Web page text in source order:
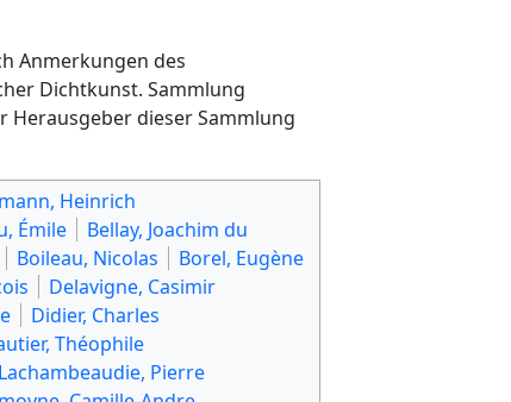
Anmerkungen des
Dichtkunst. Sammlung
Herausgeber dieser Sammlung
Heinrich
Émile
Bellay, Joachim du
Boileau, Nicolas
Borel, Eugène
Delavigne, Casimir
Didier, Charles
Théophile
Lachambeaudie, Pierre